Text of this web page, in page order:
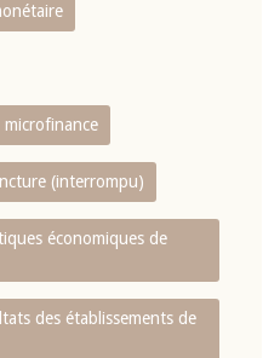
(interrompu)
économiques de
des établissements de